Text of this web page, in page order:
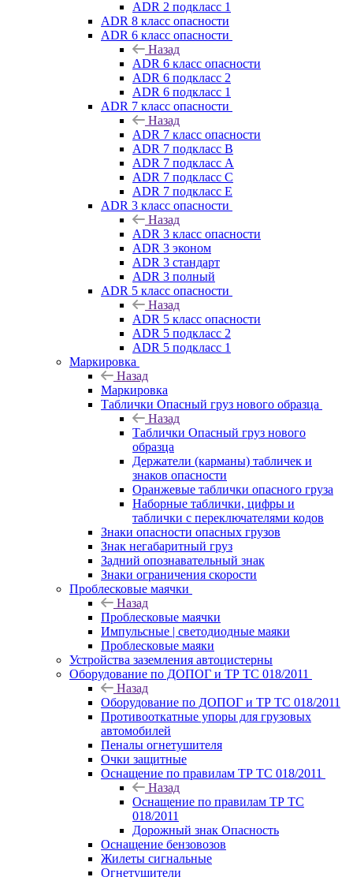
ADR 2 подкласс 1
ADR 8 класс опасности
ADR 6 класс опасности
Назад
ADR 6 класс опасности
ADR 6 подкласс 2
ADR 6 подкласс 1
ADR 7 класс опасности
Назад
ADR 7 класс опасности
ADR 7 подкласс B
ADR 7 подкласс A
ADR 7 подкласс C
ADR 7 подкласс E
ADR 3 класс опасности
Назад
ADR 3 класс опасности
ADR 3 эконом
ADR 3 стандарт
ADR 3 полный
ADR 5 класс опасности
Назад
ADR 5 класс опасности
ADR 5 подкласс 2
ADR 5 подкласс 1
Маркировка
Назад
Маркировка
Таблички Опасный груз нового образца
Назад
Таблички Опасный груз нового
образца
Держатели (карманы) табличек и
знаков опасности
Оранжевые таблички опасного груза
Наборные таблички, цифры и
таблички с переключателями кодов
Знаки опасности опасных грузов
Знак негабаритный груз
Задний опознавательный знак
Знаки ограничения скорости
Проблесковые маячки
Назад
Проблесковые маячки
Импульсные | светодиодные маяки
Проблесковые маяки
Устройства заземления автоцистерны
Оборудование по ДОПОГ и ТР ТС 018/2011
Назад
Оборудование по ДОПОГ и ТР ТС 018/2011
Противооткатные упоры для грузовых
автомобилей
Пеналы огнетушителя
Очки защитные
Оснащение по правилам ТР ТС 018/2011
Назад
Оснащение по правилам ТР ТС
018/2011
Дорожный знак Опасность
Оснащение бензовозов
Жилеты сигнальные
Огнетушители